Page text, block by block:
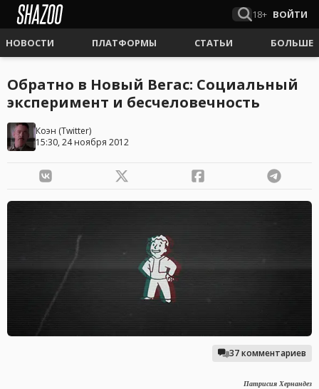
18+ ВОЙТИ
НОВОСТИ ПЛАТФОРМЫ СТАТЬИ БОЛЬШЕ
Обратно в Новый Вегас: Социальный
эксперимент и бесчеловечность
Коэн (Twitter)
15:30, 24 ноября 2012
37 комментариев
Патрисия Хернандез